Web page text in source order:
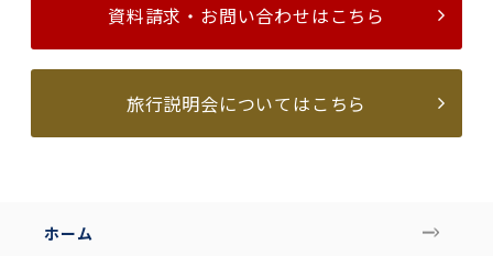
資料請求・お問い合わせはこちら
旅行説明会についてはこちら
ホーム